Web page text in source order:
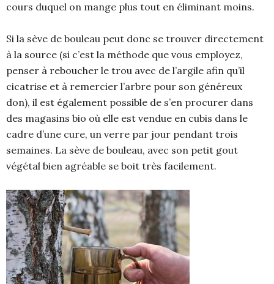
cours duquel on mange plus tout en éliminant moins.
Si la sève de bouleau peut donc se trouver directement
à la source (si c’est la méthode que vous employez,
penser à reboucher le trou avec de l’argile afin qu’il
cicatrise et à remercier l’arbre pour son généreux
don), il est également possible de s’en procurer dans
des magasins bio où elle est vendue en cubis dans le
cadre d’une cure, un verre par jour pendant trois
semaines. La sève de bouleau, avec son petit gout
végétal bien agréable se boit très facilement.